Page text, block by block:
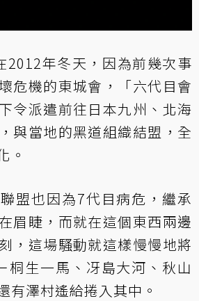
2012年冬天，因為前幾次事
危機的東城會，「六代目會
令派遣前往日本九州、北海
與當地的黑道組織結盟，全
。
盟也因為7代目病危，繼承
眉睫，而就在這個東西兩邊
，這場騷動就這樣慢慢地將
桐生一馬、冴島大河、秋山
有澤村遙給捲入其中。